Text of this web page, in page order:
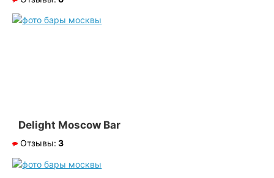
Delight Moscow Bar
Отзывы: 3